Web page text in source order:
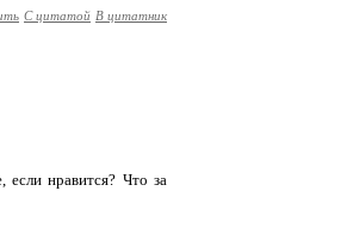
С цитатой В цитатник
нравится? Что за